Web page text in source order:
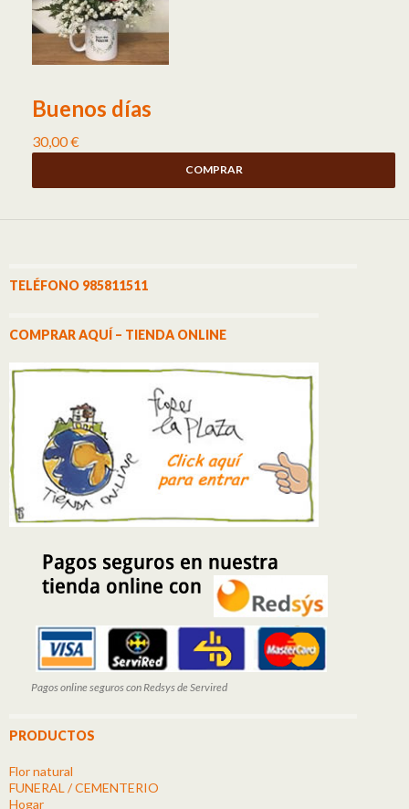
Buenos días
30,00€
COMPRAR
TELÉFONO 985811511
COMPRAR AQUÍ – TIENDA ONLINE
Pagos online seguros con Redsys de Servired
PRODUCTOS
Flor natural
FUNERAL / CEMENTERIO
Hogar